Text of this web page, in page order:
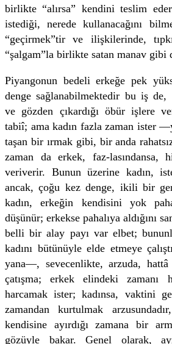
birlikte “alırsa” kendini teslim
istediği, nerede kullanacağını
“geçirmek”tir ve ilişkilerinde,
“şalgam”la birlikte satan manav gibi
Piyangonun bedeli erkeğe pek
denge sağlanabilmektedir bu iş de,
ve gözden çıkardığı öbür işlere
tabiî; ama kadın fazla zaman ister
taşan bir ırmak gibi, bir anda
zaman da erkek, faz-lasındansa,
veriverir. Bunun üzerine kadın,
ancak, çoğu kez denge, ikili bir
kadın, erkeğin kendisini yok
düşünür; erkekse pahalıya aldığını
belli bir alay payı var elbet;
kadını bütünüyle elde etmeye
yana—, sevecenlikte, arzuda,
çatışma; erkek elindeki zamanı
harcamak ister; kadınsa, vaktini
zamandan kurtulmak
kendisine ayırdığı zamana bir
gözüyle bakar. Genel olarak,